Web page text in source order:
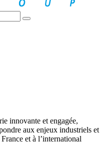
innovante et engagée,
aux enjeux industriels et
et à l’international